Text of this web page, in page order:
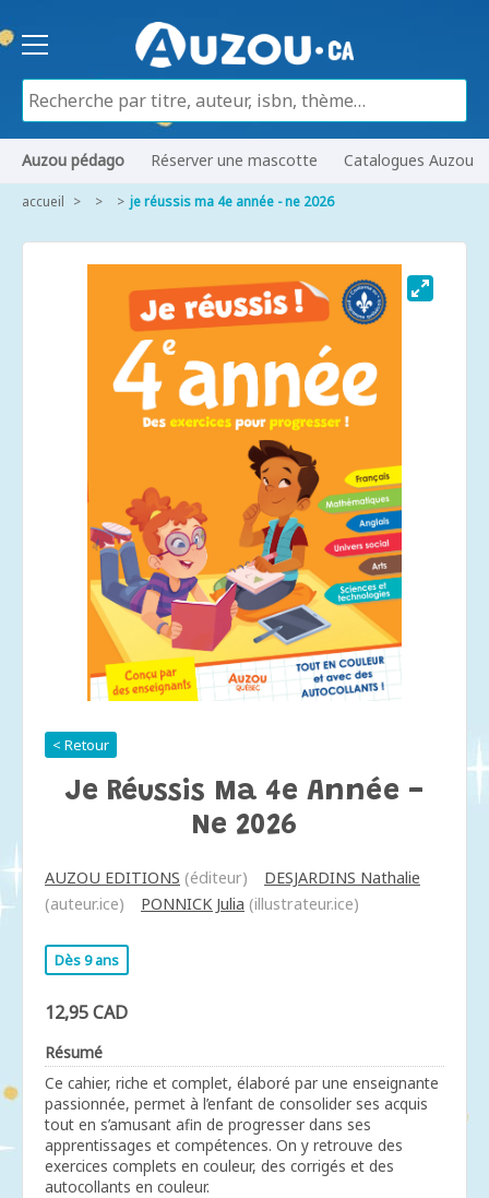
Auzou pédago Réserver une mascotte Catalogues Auzou
accueil je réussis ma 4e année - ne 2026
< Retour
Je Réussis Ma 4e Année -
Ne 2026
AUZOU EDITIONS (éditeur)
DESJARDINS Nathalie
(auteur.ice)
PONNICK Julia (illustrateur.ice)
Dès 9 ans
12,95 CAD
Résumé
Ce cahier, riche et complet, élaboré par une enseignante
passionnée, permet à l’enfant de consolider ses acquis
tout en s’amusant afin de progresser dans ses
apprentissages et compétences. On y retrouve des
exercices complets en couleur, des corrigés et des
autocollants en couleur.